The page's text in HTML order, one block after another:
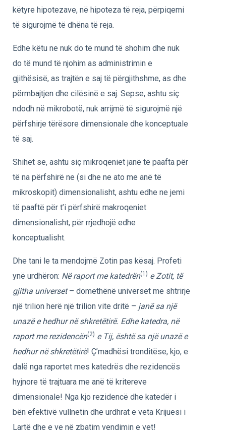
këtyre hipotezave, në hipoteza të reja, përpiqemi
të sigurojmë të dhëna të reja.
Edhe këtu ne nuk do të mund të shohim dhe nuk
do të mund të njohim as administrimin e
gjithësisë, as trajtën e saj të përgjithshme, as dhe
përmbajtjen dhe cilësinë e saj. Sepse, ashtu siç
ndodh në mikrobotë, nuk arrijmë të sigurojmë një
përfshirje tërësore dimensionale dhe konceptuale
të saj.
Shihet se, ashtu siç mikroqeniet janë të paafta për
të na përfshirë ne (si dhe ne ato me anë të
mikroskopit) dimensionalisht, ashtu edhe ne jemi
të paaftë për t’i përfshirë makroqeniet
dimensionalisht, për rrjedhojë edhe
konceptualisht.
Dhe tani le ta mendojmë Zotin pas kësaj. Profeti
ynë urdhëron: Në raport me katedrën(1) e Zotit, të
gjitha universet– domethënë universet me shtrirje
një trilion herë një trilion vite dritë – janë sa një
unazë e hedhur në shkretëtirë. Edhe katedra, në
raport me rezidencën(2) e Tij, është sa një unazë e
hedhur në shkretëtirë! Ç’madhësi tronditëse, kjo, e
dalë nga raportet mes katedrës dhe rezidencës
hyjnore të trajtuara me anë të kritereve
dimensionale! Nga kjo rezidencë dhe katedër i
bën efektivë vullnetin dhe urdhrat e veta Krijuesi i
Lartë dhe e ve në zbatim vendimin e vet!